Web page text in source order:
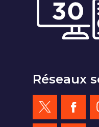
Réseaux